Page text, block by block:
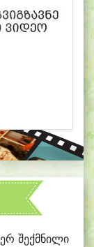
შექმნილი